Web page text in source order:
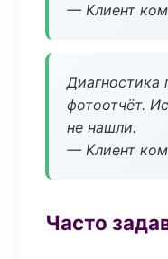
— Клиент
Диагностика
фотоотчёт.
не нашли.
— Клиент
Часто